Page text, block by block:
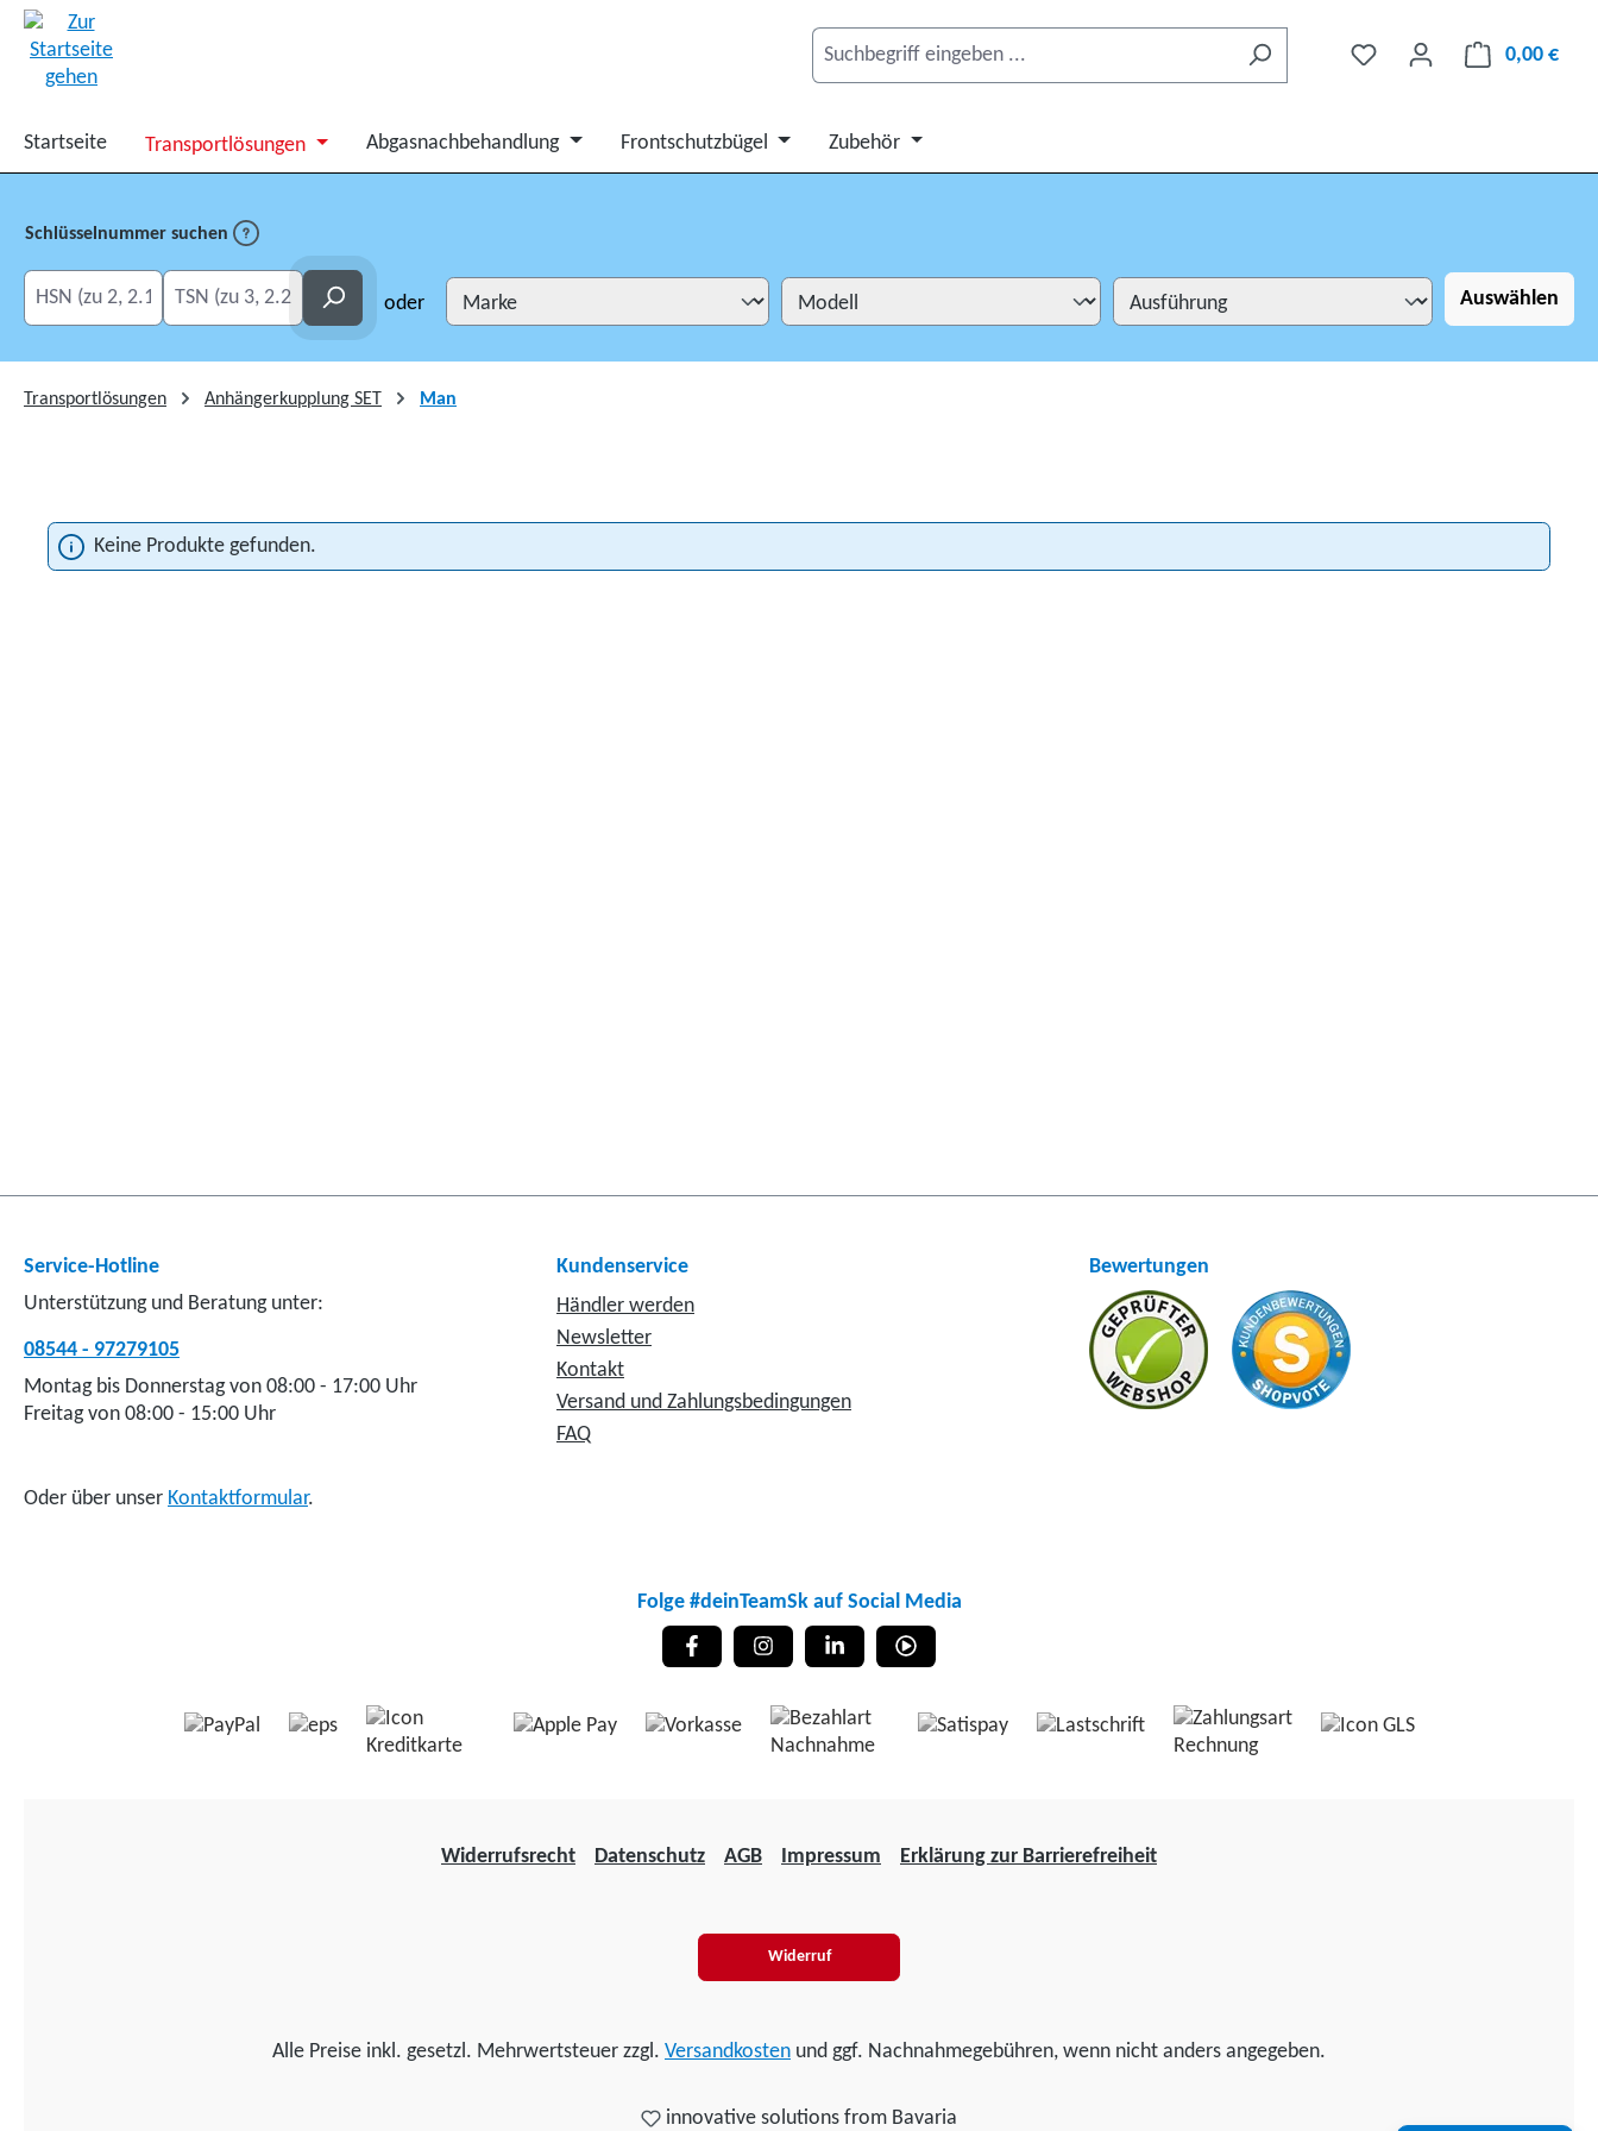
0,00 €
Startseite Transportlösungen Abgasnachbehandlung Frontschutzbügel Zubehör
Schlüsselnummer suchen
HSN eingeben
TSN eingeben Suchen oder Auswählen
Transportlösungen Anhängerkupplung SET Man
Keine Produkte gefunden.
Service-Hotline
Unterstützung und Beratung unter:
08544 - 97279105
Montag bis Donnerstag von 08:00 - 17:00 Uhr
Freitag von 08:00 - 15:00 Uhr
Oder über unser Kontaktformular.
Kundenservice
Händler werden
Newsletter
Kontakt
Versand und Zahlungsbedingungen
FAQ
Bewertungen
Folge #deinTeamSk auf Social Media
Widerrufsrecht Datenschutz AGB Impressum Erklärung zur Barrierefreiheit
Widerruf
Alle Preise inkl. gesetzl. Mehrwertsteuer zzgl. Versandkosten und ggf. Nachnahmegebühren, wenn nicht anders angegeben.
innovative solutions from Bavaria